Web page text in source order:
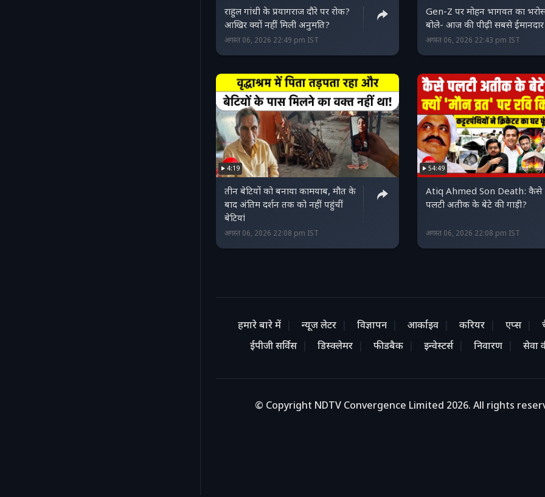
राहुल गांधी के प्रयागराज दौरे पर रोक?
आखिर क्यों नहीं मिली अनुमति?
अगस्त 06, 2026 22:49 pm IST
Gen-Z पर मोहन भागवत का
बोले- आज की पीढ़ी सबसे ईमानदार
अगस्त 06, 2026 22:43 pm IST
4:19
तीन बेटियों को बनाया कामयाब, मौत के
बाद अंतिम दर्शन तक को नहीं पहुंचीं
बेटियां
अगस्त 06, 2026 22:08 pm IST
54:49
Atiq Ahmed Son Death: कैसे
पलटी अतीक के बेटे की गाड़ी?
अगस्त 06, 2026 22:08 pm IST
हमारे बारे में न्यूज लेटर विज्ञापन आर्काइव करियर एप्स
ईपीजी सर्विस
डिस्क्लेमर फीडबैक इन्वेस्टर्स निवारण सेवा
© Copyright NDTV Convergence Limited 2026. All rights